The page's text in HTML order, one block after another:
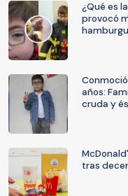
¿Qué es
provocó
años:
cruda y
tras